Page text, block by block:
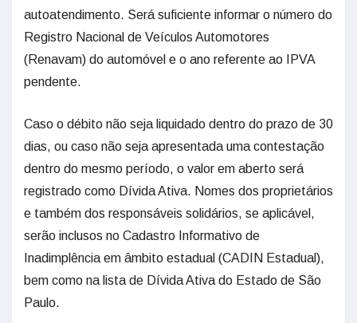
autoatendimento. Será suficiente informar o número do
Registro Nacional de Veículos Automotores
(Renavam) do automóvel e o ano referente ao IPVA
pendente.
Caso o débito não seja liquidado dentro do prazo de 30
dias, ou caso não seja apresentada uma contestação
dentro do mesmo período, o valor em aberto será
registrado como Dívida Ativa. Nomes dos proprietários
e também dos responsáveis solidários, se aplicável,
serão inclusos no Cadastro Informativo de
Inadimplência em âmbito estadual (CADIN Estadual),
bem como na lista de Dívida Ativa do Estado de São
Paulo.